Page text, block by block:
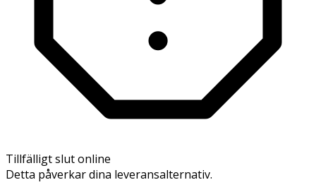
Tillfälligt slut online
Detta påverkar dina leveransalternativ.